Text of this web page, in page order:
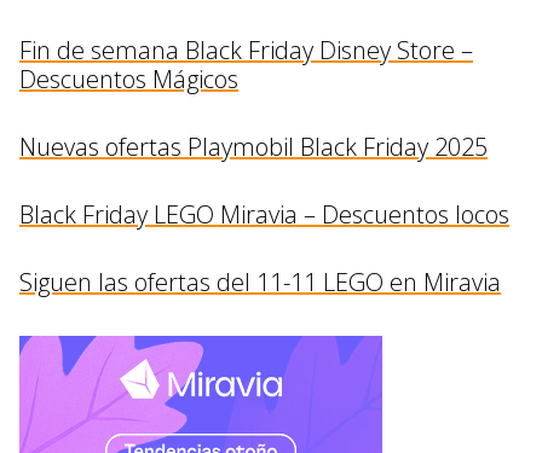
Fin de semana Black Friday Disney Store –
Descuentos Mágicos
Nuevas ofertas Playmobil Black Friday 2025
Black Friday LEGO Miravia – Descuentos locos
Siguen las ofertas del 11-11 LEGO en Miravia